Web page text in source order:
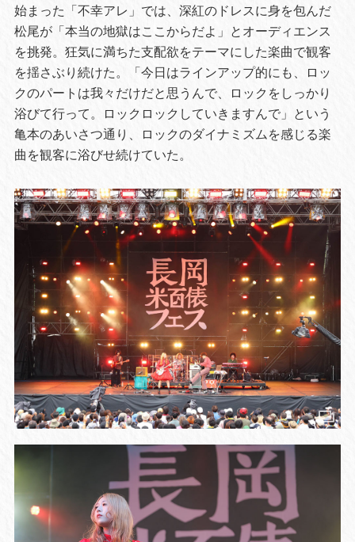
始まった「不幸アレ」では、深紅のドレスに身を包んだ
松尾が「本当の地獄はここからだよ」とオーディエンス
を挑発。狂気に満ちた支配欲をテーマにした楽曲で観客
を揺さぶり続けた。「今日はラインアップ的にも、ロッ
クのパートは我々だけだと思うんで、ロックをしっかり
浴びて行って。ロックロックしていきますんで」という
亀本のあいさつ通り、ロックのダイナミズムを感じる楽
曲を観客に浴びせ続けていた。